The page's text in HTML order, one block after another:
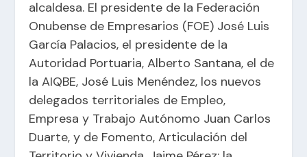
alcaldesa. El presidente de la Federación
Onubense de Empresarios (FOE) José Luis
García Palacios, el presidente de la
Autoridad Portuaria, Alberto Santana, el de
la AIQBE, José Luis Menéndez, los nuevos
delegados territoriales de Empleo,
Empresa y Trabajo Autónomo Juan Carlos
Duarte, y de Fomento, Articulación del